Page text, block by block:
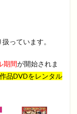
っています。
期間が開始されま
品DVDをレンタル